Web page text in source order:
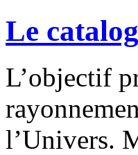
Le
L’objectif
l’Univers.